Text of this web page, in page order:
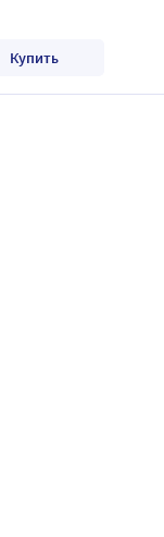
Купить